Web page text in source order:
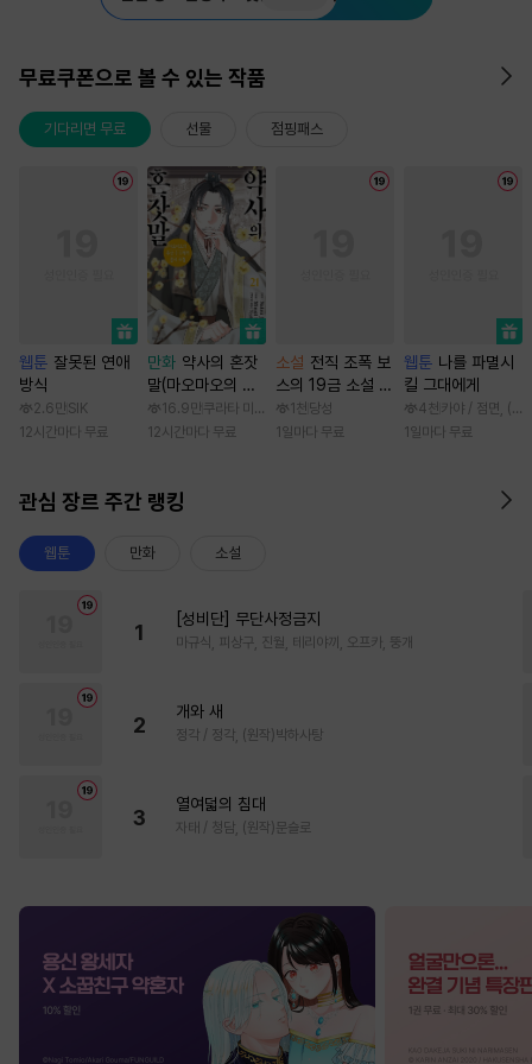
무료쿠폰으로 볼 수 있는 작품
기다리면 무료 선물 점핑패스
웹툰 잘못된 연애
방식
2.6만 SIK
12시간마다 무료
만화 약사의 혼잣
말(마오마오의 후
궁 수수께끼 풀이
수첩)
16.9만 쿠라타 미노지 / 휴우가 나츠
12시간마다 무료
소설 전직 조폭 보
스의 19금 소설 속
가정부 빙의기
1천 당성
1일마다 무료
웹툰 나를 파멸시
킬 그대에게
4천 카야 / 점면, (원
1일마다 무료
관심 장르 주간 랭킹
웹툰 만화 소설
1
[성비단] 무단사정금지
마규식, 피상구, 진월, 테리야끼, 오프카, 뚱개
2
개와 새
정각 / 정각, (원작)박하사탕
3
열여덟의 침대
자태 / 청담, (원작)문슬로